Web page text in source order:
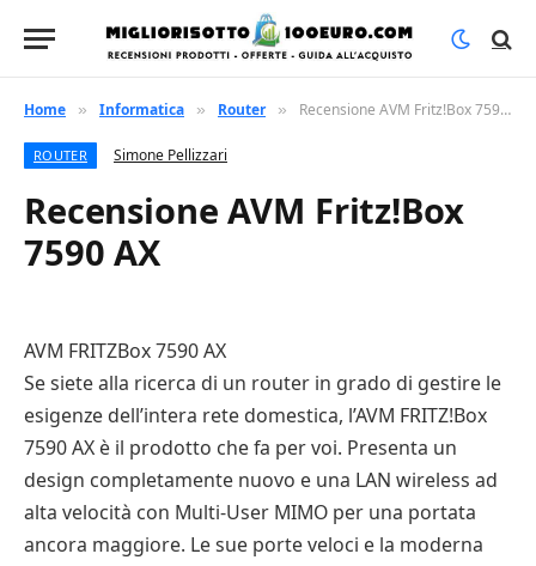
Home » Informatica » Router » Recensione AVM Fritz!Box 7590 AX
ROUTER Simone Pellizzari
Recensione AVM Fritz!Box
7590 AX
AVM FRITZBox 7590 AX
Se siete alla ricerca di un router in grado di gestire le
esigenze dell’intera rete domestica, l’AVM FRITZ!Box
7590 AX è il prodotto che fa per voi. Presenta un
design completamente nuovo e una LAN wireless ad
alta velocità con Multi-User MIMO per una portata
ancora maggiore. Le sue porte veloci e la moderna